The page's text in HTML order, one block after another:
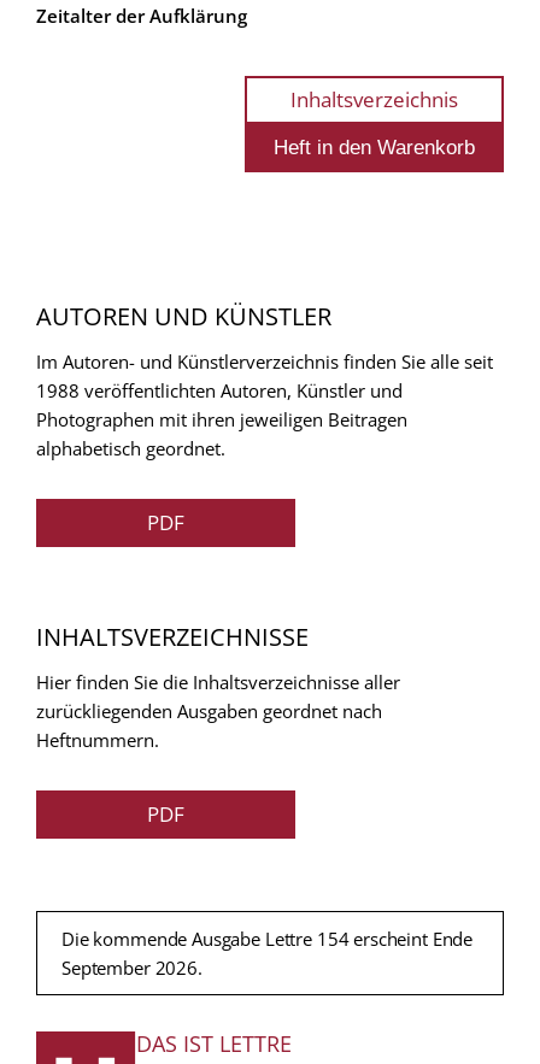
Zeitalter der Aufklärung
Inhaltsverzeichnis
AUTOREN UND KÜNSTLER
Im Autoren- und Künstlerverzeichnis finden Sie alle seit
1988 veröffentlichten Autoren, Künstler und
Photographen mit ihren jeweiligen Beitragen
alphabetisch geordnet.
PDF
INHALTSVERZEICHNISSE
Hier finden Sie die Inhaltsverzeichnisse aller
zurückliegenden Ausgaben geordnet nach
Heftnummern.
PDF
Die kommende Ausgabe Lettre 154 erscheint Ende
September 2026.
FUSSZEILE
DAS IST LETTRE